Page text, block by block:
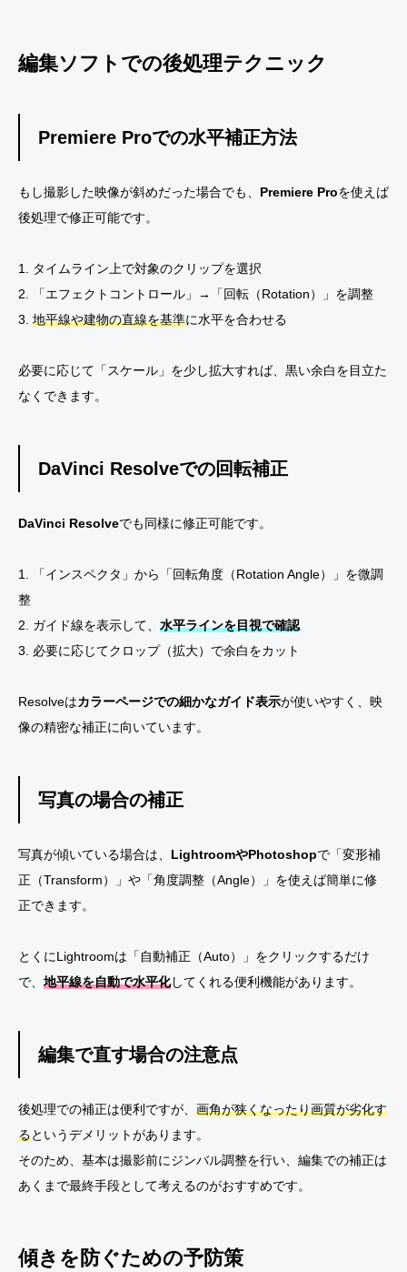
編集ソフトでの後処理テクニック
Premiere Proでの水平補正方法
もし撮影した映像が斜めだった場合でも、 Premiere Proを使えば
後処理で修正可能です。
1. タイムライン上で対象のクリップを選択
2. 「エフェクトコントロール」→「回転（Rotation）」を調整
3. 地平線や建物の直線を基準に水平を合わせる
必要に応じて「スケール」を少し拡大すれば、黒い余白を目立た
なくできます。
DaVinci Resolveでの回転補正
DaVinci Resolveでも同様に修正可能です。
1. 「インスペクタ」から「回転角度（Rotation Angle）」を微調
整
2. ガイド線を表示して、 水平ラインを目視で確認
3. 必要に応じてクロップ（拡大）で余白をカット
Resolveはカラーページでの細かなガイド表示が使いやすく、映
像の精密な補正に向いています。
写真の場合の補正
写真が傾いている場合は、 LightroomやPhotoshopで「変形補
正（Transform）」や「角度調整（Angle）」を使えば簡単に修
正できます。
とくにLightroomは「自動補正（Auto）」をクリックするだけ
で、 地平線を自動で水平化してくれる便利機能があります。
編集で直す場合の注意点
後処理での補正は便利ですが、 画角が狭くなったり画質が劣化す
るというデメリットがあります。
そのため、基本は撮影前にジンバル調整を行い、編集での補正は
あくまで最終手段として考えるのがおすすめです。
傾きを防ぐための予防策